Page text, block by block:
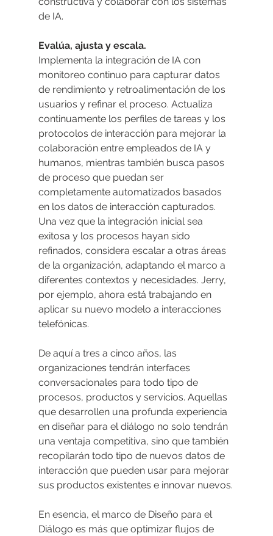
de IA.
Evalúa, ajusta y escala.
Implementa la integración de IA con
monitoreo continuo para capturar datos
de rendimiento y retroalimentación de los
usuarios y refinar el proceso. Actualiza
continuamente los perfiles de tareas y los
protocolos de interacción para mejorar la
colaboración entre empleados de IA y
humanos, mientras también busca pasos
de proceso que puedan ser
completamente automatizados basados
en los datos de interacción capturados.
Una vez que la integración inicial sea
exitosa y los procesos hayan sido
refinados, considera escalar a otras áreas
de la organización, adaptando el marco a
diferentes contextos y necesidades. Jerry,
por ejemplo, ahora está trabajando en
aplicar su nuevo modelo a interacciones
telefónicas.
De aquí a tres a cinco años, las
organizaciones tendrán interfaces
conversacionales para todo tipo de
procesos, productos y servicios. Aquellas
que desarrollen una profunda experiencia
en diseñar para el diálogo no solo tendrán
una ventaja competitiva, sino que también
recopilarán todo tipo de nuevos datos de
interacción que pueden usar para mejorar
sus productos existentes e innovar nuevos.
En esencia, el marco de Diseño para el
Diálogo es más que optimizar flujos de